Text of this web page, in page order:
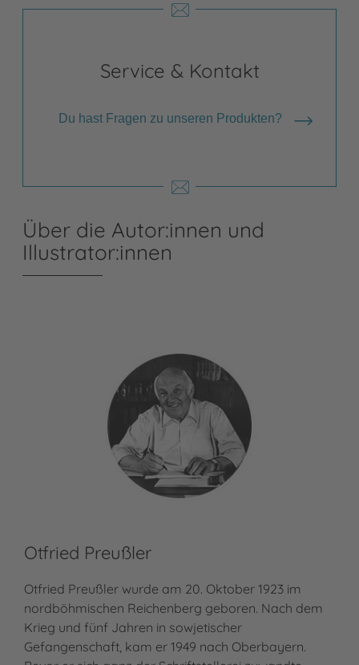
Service & Kontakt
Du hast Fragen zu unseren Produkten?
Über die Autor:innen und
Illustrator:innen
Otfried Preußler
Otfried Preußler wurde am 20. Oktober 1923 im
nordböhmischen Reichenberg geboren. Nach dem
Krieg und fünf Jahren in sowjetischer
Gefangenschaft, kam er 1949 nach Oberbayern.